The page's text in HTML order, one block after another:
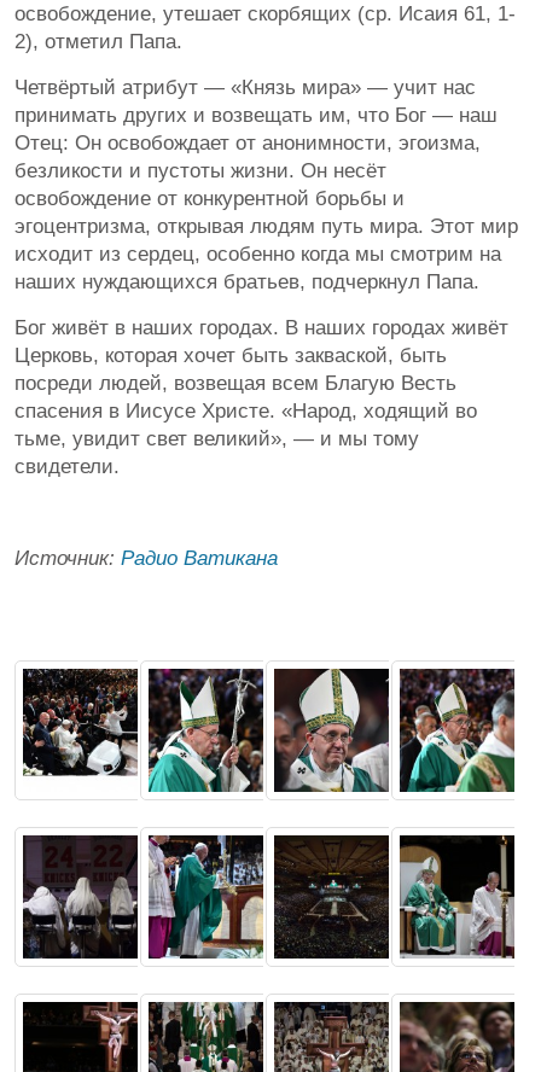
освобождение, утешает скорбящих (ср. Исаия 61, 1-
2), отметил Папа.
Четвёртый атрибут — «Князь мира» — учит нас
принимать других и возвещать им, что Бог — наш
Отец: Он освобождает от анонимности, эгоизма,
безликости и пустоты жизни. Он несёт
освобождение от конкурентной борьбы и
эгоцентризма, открывая людям путь мира. Этот мир
исходит из сердец, особенно когда мы смотрим на
наших нуждающихся братьев, подчеркнул Папа.
Бог живёт в наших городах. В наших городах живёт
Церковь, которая хочет быть закваской, быть
посреди людей, возвещая всем Благую Весть
спасения в Иисусе Христе. «Народ, ходящий во
тьме, увидит свет великий», — и мы тому
свидетели.
Источник: Радио Ватикана